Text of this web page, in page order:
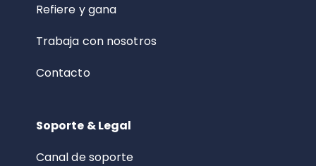
Refiere y gana
Trabaja con nosotros
Contacto
Soporte & Legal
Canal de soporte